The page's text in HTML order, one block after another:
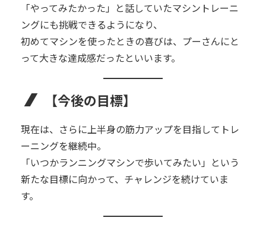
「やってみたかった」と話していたマシントレーニ
ングにも挑戦できるようになり、
初めてマシンを使ったときの喜びは、プーさんにと
って大きな達成感だったといいます。
【今後の目標】
現在は、さらに上半身の筋力アップを目指してトレ
ーニングを継続中。
「いつかランニングマシンで歩いてみたい」という
新たな目標に向かって、チャレンジを続けていま
す。